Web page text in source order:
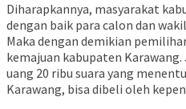
Diharapkannya, masyarakat
dengan baik para calon dan
Maka dengan demikian
kemajuan kabupaten
uang 20 ribu suara yang
Karawang, bisa dibeli oleh